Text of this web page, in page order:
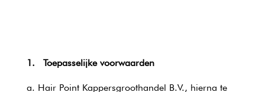
1. Toepasselijke voorwaarden
Hair Point Kappersgroothandel B.V., hierna te